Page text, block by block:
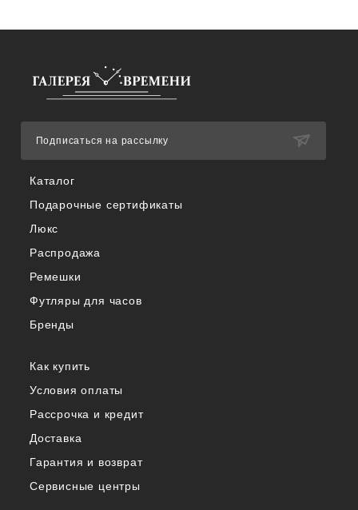
Каталог
Подарочные сертификаты
Люкс
Распродажа
Ремешки
Футляры для часов
Бренды
Как купить
Условия оплаты
Рассрочка и кредит
Доставка
Гарантия и возврат
Сервисные центры
Подписаться на рассылку